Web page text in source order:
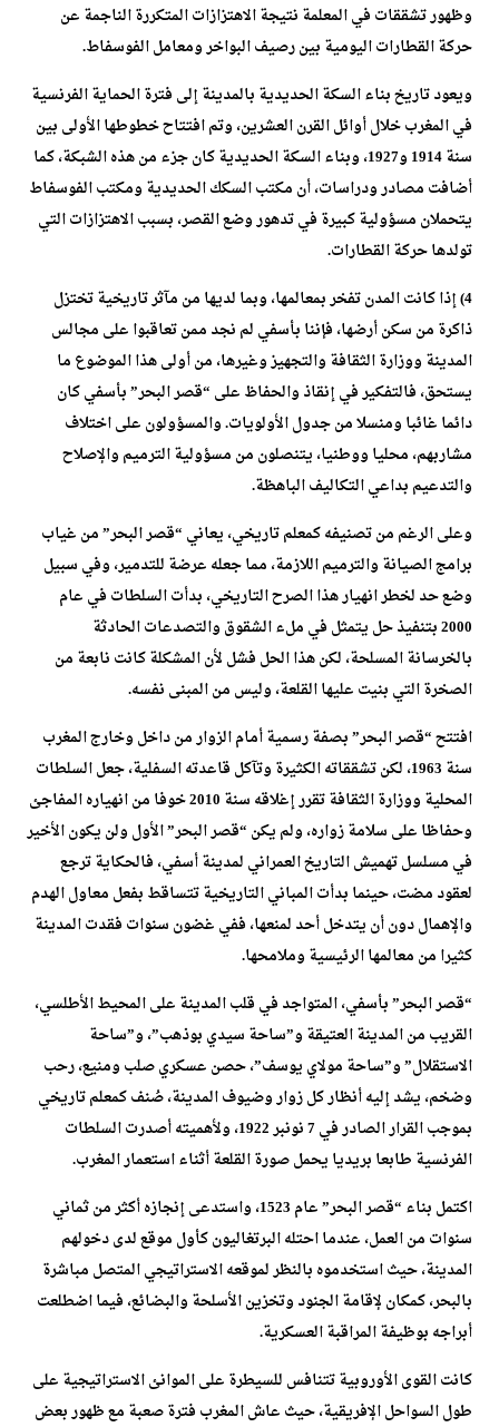
وظهور تشققات في المعلمة نتيجة الاهتزازات المتكررة الناجمة عن
حركة القطارات اليومية بين رصيف البواخر ومعامل الفوسفاط.
ويعود تاريخ بناء السكة الحديدية بالمدينة إلى فترة الحماية الفرنسية
في المغرب خلال أوائل القرن العشرين، وتم افتتاح خطوطها الأولى بين
سنة 1914 و1927، وبناء السكة الحديدية كان جزء من هذه الشبكة، كما
أضافت مصادر ودراسات، أن مكتب السكك الحديدية ومكتب الفوسفاط
يتحملان مسؤولية كبيرة في تدهور وضع القصر، بسبب الاهتزازات التي
تولدها حركة القطارات.
4) إذا كانت المدن تفخر بمعالمها، وبما لديها من مآثر تاريخية تختزل
ذاكرة من سكن أرضها، فإننا بأسفي لم نجد ممن تعاقبوا على مجالس
المدينة ووزارة الثقافة والتجهيز وغيرها، من أولى هذا الموضوع ما
يستحق، فالتفكير في إنقاذ والحفاظ على “قصر البحر” بأسفي كان
دائما غائبا ومنسلا من جدول الأولويات. والمسؤولون على اختلاف
مشاربهم، محليا ووطنيا، يتنصلون من مسؤولية الترميم والإصلاح
والتدعيم بداعي التكاليف الباهظة.
وعلى الرغم من تصنيفه كمعلم تاريخي، يعاني “قصر البحر” من غياب
برامج الصيانة والترميم اللازمة، مما جعله عرضة للتدمير، وفي سبيل
وضع حد لخطر انهيار هذا الصرح التاريخي، بدأت السلطات في عام
2000 بتنفيذ حل يتمثل في ملء الشقوق والتصدعات الحادثة
بالخرسانة المسلحة، لكن هذا الحل فشل لأن المشكلة كانت نابعة من
الصخرة التي بنيت عليها القلعة، وليس من المبنى نفسه.
افتتح “قصر البحر” بصفة رسمية أمام الزوار من داخل وخارج المغرب
سنة 1963، لكن تشققاته الكثيرة وتآكل قاعدته السفلية، جعل السلطات
المحلية ووزارة الثقافة تقرر إغلاقه سنة 2010 خوفا من انهياره المفاجئ
وحفاظا على سلامة زواره، ولم يكن “قصر البحر” الأول ولن يكون الأخير
في مسلسل تهميش التاريخ العمراني لمدينة أسفي، فالحكاية ترجع
لعقود مضت، حينما بدأت المباني التاريخية تتساقط بفعل معاول الهدم
والإهمال دون أن يتدخل أحد لمنعها، ففي غضون سنوات فقدت المدينة
كثيرا من معالمها الرئيسية وملامحها.
“قصر البحر” بأسفي، المتواجد في قلب المدينة على المحيط الأطلسي،
القريب من المدينة العتيقة و”ساحة سيدي بوذهب”، و”ساحة
الاستقلال” و”ساحة مولاي يوسف”، حصن عسكري صلب ومنيع، رحب
وضخم، يشد إليه أنظار كل زوار وضيوف المدينة، صُنف كمعلم تاريخي
بموجب القرار الصادر في 7 نونبر 1922، ولأهميته أصدرت السلطات
الفرنسية طابعا بريديا يحمل صورة القلعة أثناء استعمار المغرب.
اكتمل بناء “قصر البحر” عام 1523، واستدعى إنجازه أكثر من ثماني
سنوات من العمل، عندما احتله البرتغاليون كأول موقع لدى دخولهم
المدينة، حيث استخدموه بالنظر لموقعه الاستراتيجي المتصل مباشرة
بالبحر، كمكان لإقامة الجنود وتخزين الأسلحة والبضائع، فيما اضطلعت
أبراجه بوظيفة المراقبة العسكرية.
كانت القوى الأوروبية تتنافس للسيطرة على الموانئ الاستراتيجية على
طول السواحل الإفريقية، حيث عاش المغرب فترة صعبة مع ظهور بعض